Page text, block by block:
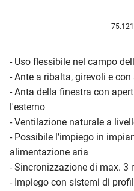
- Uso flessibile nel campo
- Ante a ribalta, girevoli e con
- Anta della finestra con
l'esterno
- Ventilazione naturale a
- Possibile l’impiego in
alimentazione aria
- Sincronizzazione di max. 3
- Impiego con sistemi di